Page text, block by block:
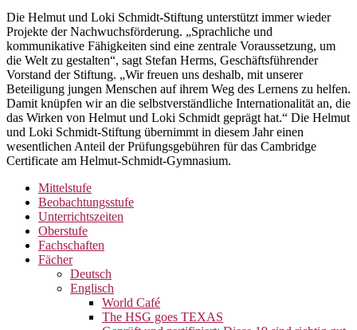
Die Helmut und Loki Schmidt-Stiftung unterstützt immer wieder
Projekte der Nachwuchsförderung. „Sprachliche und
kommunikative Fähigkeiten sind eine zentrale Voraussetzung, um
die Welt zu gestalten“, sagt Stefan Herms, Geschäftsführender
Vorstand der Stiftung. „Wir freuen uns deshalb, mit unserer
Beteiligung jungen Menschen auf ihrem Weg des Lernens zu helfen.
Damit knüpfen wir an die selbstverständliche Internationalität an, die
das Wirken von Helmut und Loki Schmidt geprägt hat.“ Die Helmut
und Loki Schmidt-Stiftung übernimmt in diesem Jahr einen
wesentlichen Anteil der Prüfungsgebühren für das Cambridge
Certificate am Helmut-Schmidt-Gymnasium.
Mittelstufe
Beobachtungsstufe
Unterrichtszeiten
Oberstufe
Fachschaften
Fächer
Deutsch
Englisch
World Café
The HSG goes TEXAS